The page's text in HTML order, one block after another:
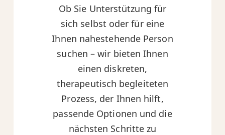
Ob Sie Unterstützung für
sich selbst oder für eine
Ihnen nahestehende Person
suchen – wir bieten Ihnen
einen diskreten,
therapeutisch begleiteten
Prozess, der Ihnen hilft,
passende Optionen und die
nächsten Schritte zu